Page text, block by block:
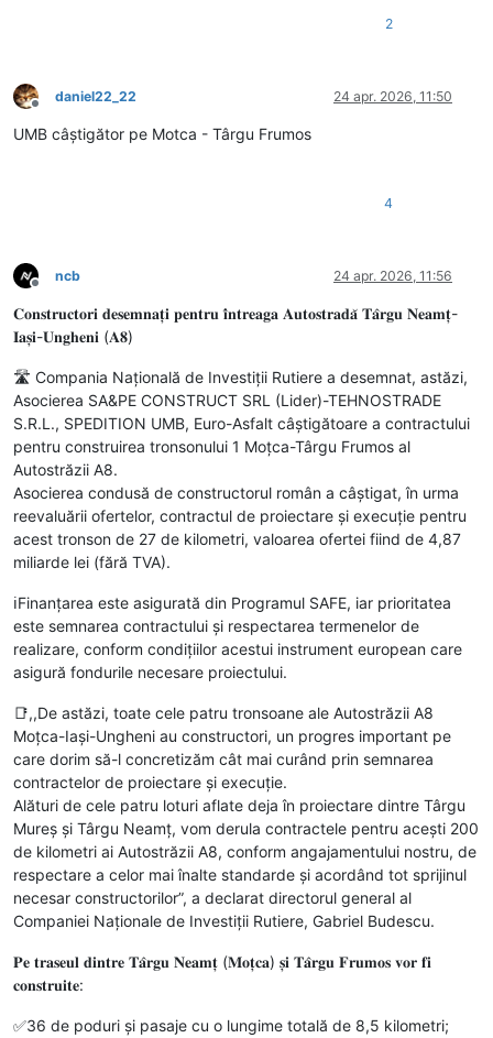
2
Deconectat
daniel22_22 24 apr. 2026, 11:50
UMB câștigător pe Motca - Târgu Frumos
4
Deconectat
ncb 24 apr. 2026, 11:56
𝐂𝐨𝐧𝐬𝐭𝐫𝐮𝐜𝐭𝐨𝐫𝐢 𝐝𝐞𝐬𝐞𝐦𝐧𝐚𝐭̦𝐢 𝐩𝐞𝐧𝐭𝐫𝐮 𝐢̂𝐧𝐭𝐫𝐞𝐚𝐠𝐚 𝐀𝐮𝐭𝐨𝐬𝐭𝐫𝐚𝐝𝐚̆ 𝐓𝐚̂𝐫𝐠𝐮 𝐍𝐞𝐚𝐦𝐭̦-
𝐈𝐚𝐬̦𝐢-𝐔𝐧𝐠𝐡𝐞𝐧𝐢 (𝐀𝟖)
🛣️ Compania Națională de Investiții Rutiere a desemnat, astăzi,
Asocierea SA&PE CONSTRUCT SRL (Lider)-TEHNOSTRADE
S.R.L., SPEDITION UMB, Euro-Asfalt câștigătoare a contractului
pentru construirea tronsonului 1 Moțca-Târgu Frumos al
Autostrăzii A8.
Asocierea condusă de constructorul român a câștigat, în urma
reevaluării ofertelor, contractul de proiectare și execuție pentru
acest tronson de 27 de kilometri, valoarea ofertei fiind de 4,87
miliarde lei (fără TVA).
ℹ️Finanțarea este asigurată din Programul SAFE, iar prioritatea
este semnarea contractului și respectarea termenelor de
realizare, conform condițiilor acestui instrument european care
asigură fondurile necesare proiectului.
📑,,De astăzi, toate cele patru tronsoane ale Autostrăzii A8
Moțca-Iași-Ungheni au constructori, un progres important pe
care dorim să-l concretizăm cât mai curând prin semnarea
contractelor de proiectare și execuție.
Alături de cele patru loturi aflate deja în proiectare dintre Târgu
Mureș și Târgu Neamț, vom derula contractele pentru acești 200
de kilometri ai Autostrăzii A8, conform angajamentului nostru, de
respectare a celor mai înalte standarde și acordând tot sprijinul
necesar constructorilor”, a declarat directorul general al
Companiei Naționale de Investiții Rutiere, Gabriel Budescu.
𝐏𝐞 𝐭𝐫𝐚𝐬𝐞𝐮𝐥 𝐝𝐢𝐧𝐭𝐫𝐞 𝐓𝐚̂𝐫𝐠𝐮 𝐍𝐞𝐚𝐦𝐭̦ (𝐌𝐨𝐭̦𝐜𝐚) 𝐬̦𝐢 𝐓𝐚̂𝐫𝐠𝐮 𝐅𝐫𝐮𝐦𝐨𝐬 𝐯𝐨𝐫 𝐟𝐢
𝐜𝐨𝐧𝐬𝐭𝐫𝐮𝐢𝐭𝐞:
✅36 de poduri și pasaje cu o lungime totală de 8,5 kilometri;